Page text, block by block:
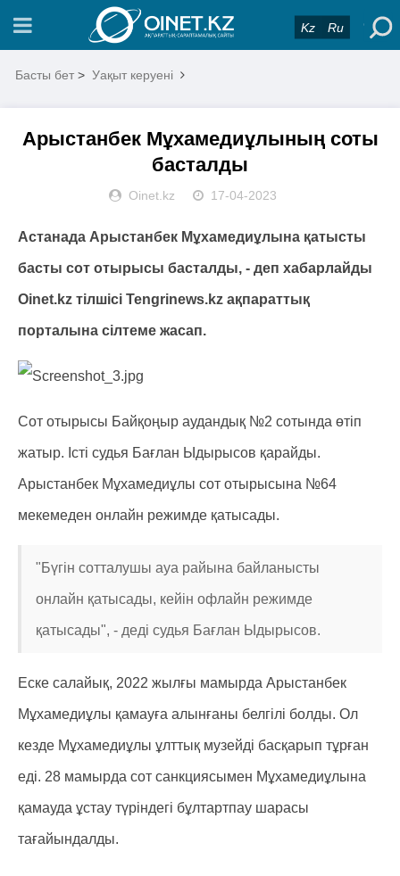
Kz Ru
Басты бет > Уақыт керуені
Арыстанбек Мұхамедиұлының соты
басталды
Oinet.kz 17-04-2023
Астанада Арыстанбек Мұхамедиұлына қатысты
басты сот отырысы басталды, - деп хабарлайды
Oinet.kz тілшісі Tengrinews.kz ақпараттық
порталына сілтеме жасап.
Сот отырысы Байқоңыр аудандық №2 сотында өтіп
жатыр. Істі судья Бағлан Ыдырысов қарайды.
Арыстанбек Мұхамедиұлы сот отырысына №64
мекемеден онлайн режимде қатысады.
"Бүгін сотталушы ауа райына байланысты
онлайн қатысады, кейін офлайн режимде
қатысады", - деді судья Бағлан Ыдырысов.
Еске салайық, 2022 жылғы мамырда Арыстанбек
Мұхамедиұлы қамауға алынғаны белгілі болды. Ол
кезде Мұхамедиұлы ұлттық музейді басқарып тұрған
еді. 28 мамырда сот санкциясымен Мұхамедиұлына
қамауда ұстау түріндегі бұлтартпау шарасы
тағайындалды.